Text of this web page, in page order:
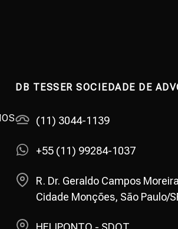
DB TESSER SOCIEDADE DE
(11) 3044-1139
+55 (11) 99284-1037
R. Dr. Geraldo Campos
Cidade Monções, São Paulo/